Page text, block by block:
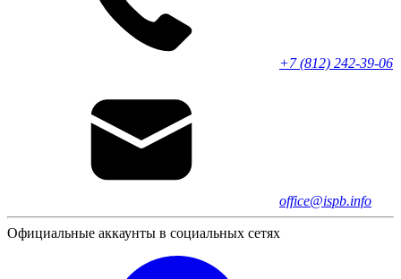
+7 (812) 242-39-06
office@ispb.info
Официальные аккаунты в социальных сетях